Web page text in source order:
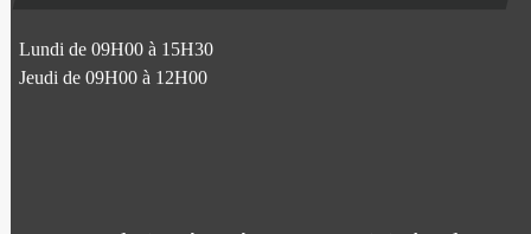
Lundi de 09H00 à 15H30
Jeudi de 09H00 à 12H00